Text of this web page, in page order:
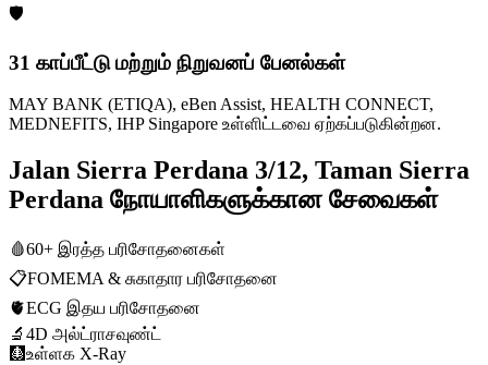
🛡️
31 காப்பீட்டு மற்றும் நிறுவனப் பேனல்கள்
MAY BANK (ETIQA), eBen Assist, HEALTH CONNECT,
MEDNEFITS, IHP Singapore உள்ளிட்டவை ஏற்கப்படுகின்றன.
Jalan Sierra Perdana 3/12, Taman Sierra
Perdana நோயாளிகளுக்கான சேவைகள்
🩸60+ இரத்த பரிசோதனைகள்
📋FOMEMA & சுகாதார பரிசோதனை
🫀ECG இதய பரிசோதனை
🔬 4D அல்ட்ராசவுண்ட்
🩻உள்ளக X-Ray